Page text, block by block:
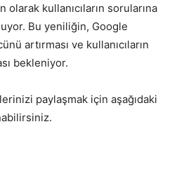
kullanıcıların sorularına
Bu yeniliğin, Google
artırması ve kullanıcıların
bekleniyor.
paylaşmak için aşağıdaki